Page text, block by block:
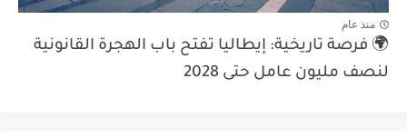
منذ عام
🌍 فرصة تاريخية: إيطاليا تفتح باب الهجرة القانونية
لنصف مليون عامل حتى 2028